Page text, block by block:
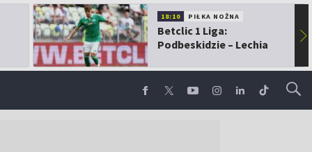
18:10 PIŁKA NOŻNA
Betclic 1 Liga:
Podbeskidzie – Lechia
▶